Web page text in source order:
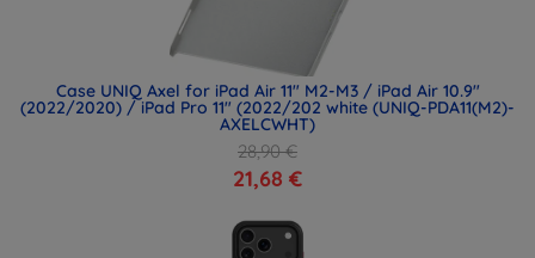
Case UNIQ Axel for iPad Air 11" M2-M3 / iPad Air 10.9"
(2022/2020) / iPad Pro 11" (2022/202 white (UNIQ-PDA11(M2)-
AXELCWHT)
28,90 €
21,68 €